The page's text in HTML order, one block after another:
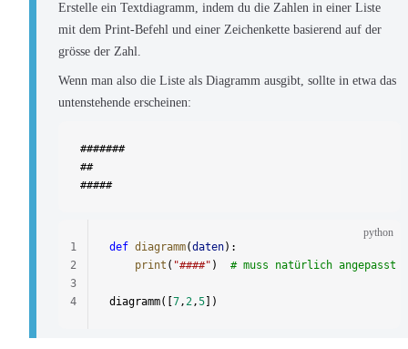
Erstelle ein Textdiagramm, indem du die Zahlen in einer Liste
mit dem Print-Befehl und einer Zeichenkette basierend auf der
grösse der Zahl.
Wenn man also die Liste als Diagramm ausgibt, sollte in etwa das
untenstehende erscheinen:
#######
##
#####
python
def diagramm(daten):
	print
( "####" ) # muss natürlich angepasst
diagramm([ 7,2,5 ])
1
2
3
4